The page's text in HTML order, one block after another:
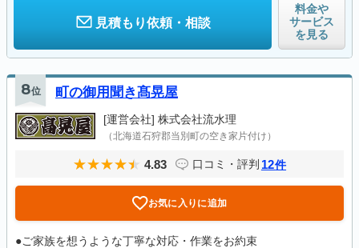
見積もり依頼・相談
料金や
サービス
を見る
8位 町の御用聞き髙晃屋
[運営会社] 株式会社流水理
（北海道石狩郡当別町の空き家片付け）
4.83 口コミ・評判 12件
お気に入りに追加
●ご家族を想うような丁寧な対応・作業をお約束